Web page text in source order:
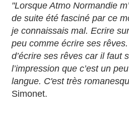
"Lorsque Atmo Normandie
de suite été fasciné par ce
je connaissais mal. Ecrire
peu comme écrire ses
d’écrire ses rêves car il faut
l’impression que c’est un
langue. C'est très
Simonet.